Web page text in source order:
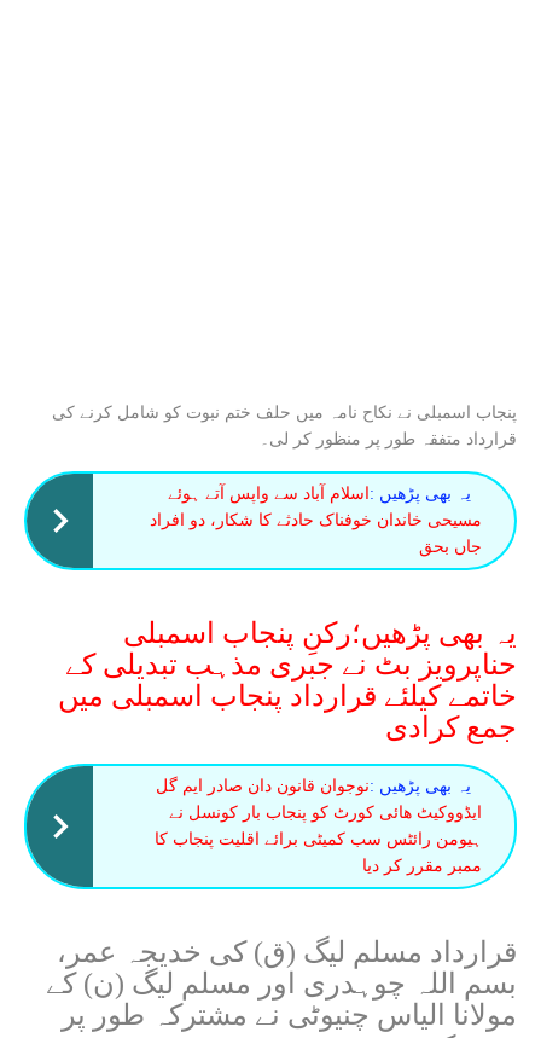
پنجاب اسمبلی نے نکاح نامہ میں حلف ختم نبوت کو شامل کرنے کی
قرارداد متفقہ طور پر منظور کر لی۔
یہ بھی پڑھیں : اسلام آباد سے واپس آتے ہوئے
مسیحی خاندان خوفناک حادثے کا شکار، دو افراد
جاں بحق
یہ بھی پڑھیں؛رکنِ پنجاب اسمبلی
حناپرویز بٹ نے جبری مذہب تبدیلی کے
خاتمے کیلئے قرارداد پنجاب اسمبلی میں
جمع کرادی
یہ بھی پڑھیں :نوجوان قانون دان صادر ایم گل
ایڈووکیٹ ھائی کورٹ کو پنجاب بار کونسل نے
ہیومن رائٹس سب کمیٹی برائے اقلیت پنجاب کا
ممبر مقرر کر دیا
قرارداد مسلم لیگ (ق) کی خدیجہ عمر،
بسم اللہ چوہدری اور مسلم لیگ (ن) کے
مولانا الیاس چنیوٹی نے مشترکہ طور پر